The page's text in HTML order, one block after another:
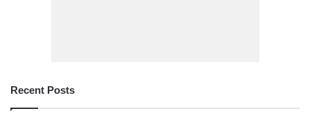
Recent Posts